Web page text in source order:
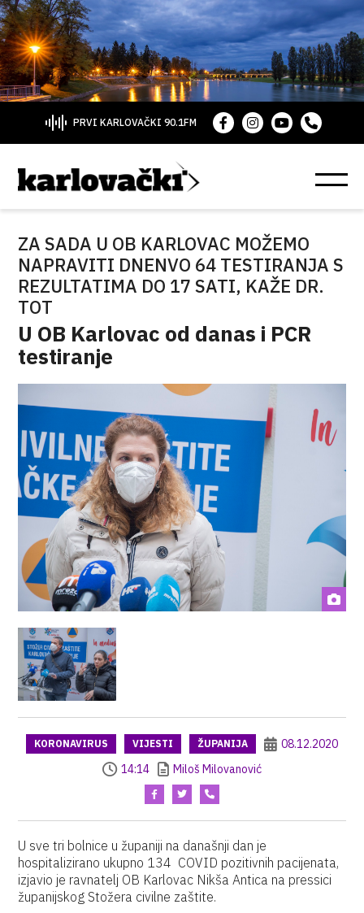
PRVI KARLOVAČKI 90.1FM
ZA SADA U OB KARLOVAC MOŽEMO
NAPRAVITI DNENVO 64 TESTIRANJA S
REZULTATIMA DO 17 SATI, KAŽE DR.
TOT
U OB Karlovac od danas i PCR
testiranje
KORONAVIRUS VIJESTI ŽUPANIJA
08.12.2020
14:14
Miloš Milovanović
U sve tri bolnice u županiji na današnji dan je
hospitalizirano ukupno 134 COVID pozitivnih pacijenata,
izjavio je ravnatelj OB Karlovac Nikša Antica na pressici
županijskog Stožera civilne zaštite.